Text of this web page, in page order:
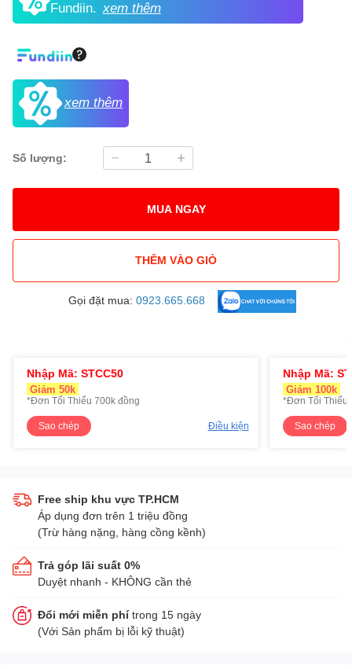
Fundiin. xem thêm
xem thêm
Số lượng:
MUA NGAY
THÊM VÀO GIỎ
Gọi đặt mua: 0923.665.668
Nhập Mã: STCC50
Giảm 50k
*Đơn Tối Thiểu 700k đồng
Sao chép Điều kiện
Nhập Mã:
Giảm 100k
*Đơn Tối Thiểu
Sao chép
Free ship khu vực TP.HCM
Áp dụng đơn trên 1 triệu đồng
(Trừ hàng nặng, hàng cồng kềnh)
Trả góp lãi suất 0%
Duyệt nhanh - KHÔNG cần thẻ
Đổi mới miễn phítrong 15 ngày
(Với Sản phẩm bị lỗi kỹ thuật)